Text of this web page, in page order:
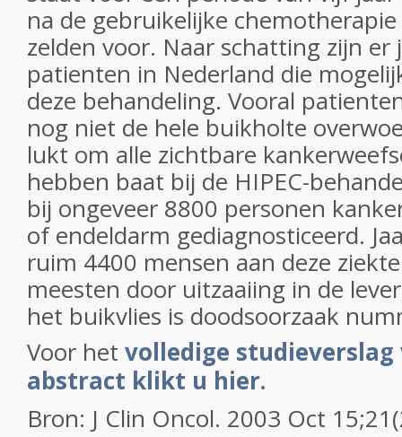
na de gebruikelijke
zelden voor. Naar schatting zijn er
patienten in Nederland die
deze behandeling. Vooral
nog niet de hele buikholte
lukt om alle zichtbare
hebben baat bij de HIPEC-
bij ongeveer 8800 personen
of endeldarm gediagnosticeerd.
ruim 4400 mensen aan deze
meesten door uitzaaiing in de
het buikvlies is doodsoorzaak
Voor het volledige
abstract klikt u hier.
Bron: J Clin Oncol. 2003 Oct